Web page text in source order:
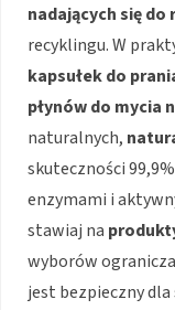
nadających się do
recyklingu. W
kapsułek do
płynów do mycia
naturalnych,
skuteczności
enzymami i
stawiaj na
wyborów
jest bezpieczny